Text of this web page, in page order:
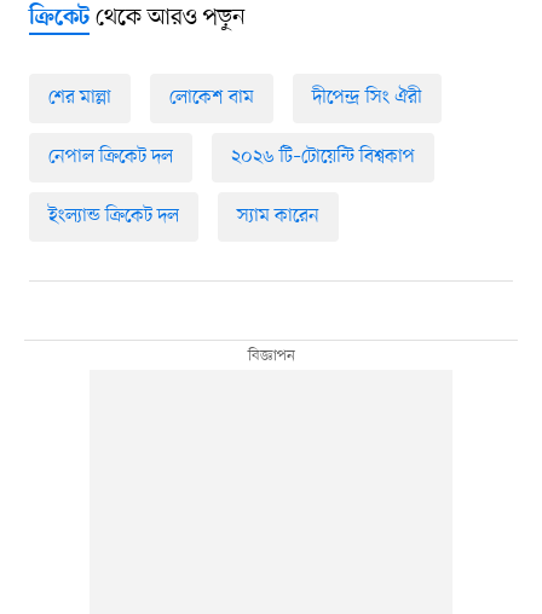
ক্রিকেটথেকে আরও পড়ুন
শের মাল্লা লোকেশ বাম দীপেন্দ্র সিং ঐরী
নেপাল ক্রিকেট দল ২০২৬ টি–টোয়েন্টি বিশ্বকাপ
ইংল্যান্ড ক্রিকেট দল স্যাম কারেন